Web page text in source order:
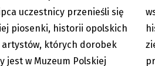
uczestnicy przenieśli się
piosenki, historii opolskich
których dorobek
jest w Muzeum Polskiej
historii